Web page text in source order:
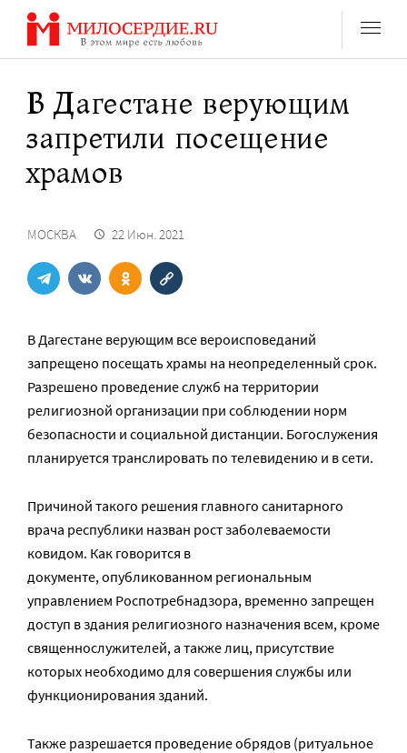
Перейти
содержанию
В Дагестане верующим
запретили посещение
храмов
МОСКВА 22 Июн. 2021
В Дагестане верующим все вероисповеданий
запрещено посещать храмы на неопределенный срок.
Разрешено проведение служб на территории
религиозной организации при соблюдении норм
безопасности и социальной дистанции. Богослужения
планируется транслировать по телевидению и в сети.
Причиной такого решения главного санитарного
врача республики назван рост заболеваемости
ковидом. Как говорится в
документе, опубликованном региональным
управлением Роспотребнадзора, временно запрещен
доступ в здания религиозного назначения всем, кроме
священнослужителей, а также лиц, присутствие
которых необходимо для совершения службы или
функционирования зданий.
Также разрешается проведение обрядов (ритуальное